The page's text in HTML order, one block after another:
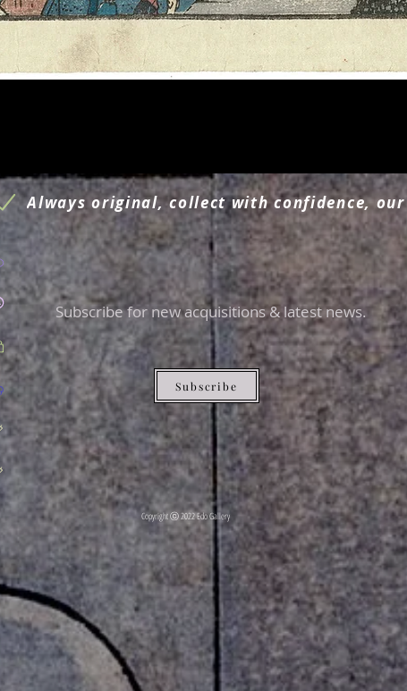
Always original, collect with confidence, our
Subscribe for new acquisitions & latest news.
Subscribe
Copyright ⓒ 2022 Edo Gallery